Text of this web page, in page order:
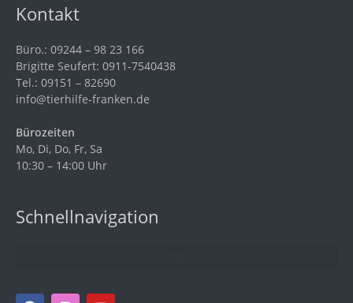
Kontakt
Büro.: 09244 – 98 23 166
Brigitte Seufert: 0911-7540438
Tel.: 09151 – 82690
info@tierhilfe-franken.de
Bürozeiten
Mo, Di, Do, Fr, Sa
10:30 – 14:00 Uhr
Schnellnavigation